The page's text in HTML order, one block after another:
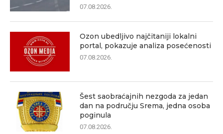
07.08.2026.
Ozon ubedljivo najčitaniji lokalni
portal, pokazuje analiza posećenosti
07.08.2026.
Šest saobraćajnih nezgoda za jedan
dan na području Srema, jedna osoba
poginula
07.08.2026.